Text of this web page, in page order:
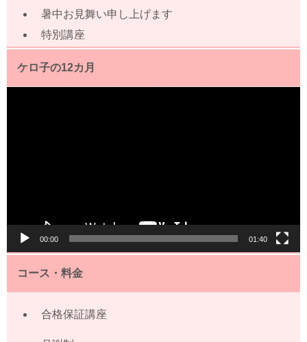
暑中お見舞い申し上げます
特別講座
ケロ子の12カ月
00:00 01:40
コース・料金
合格保証講座